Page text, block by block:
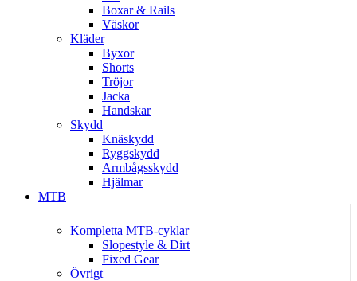
Boxar & Rails
Väskor
Kläder
Byxor
Shorts
Tröjor
Jacka
Handskar
Skydd
Knäskydd
Ryggskydd
Armbågsskydd
Hjälmar
MTB
Kompletta MTB-cyklar
Slopestyle & Dirt
Fixed Gear
Övrigt